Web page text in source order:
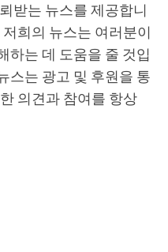
받는 뉴스를 제공합니
희의 뉴스는 여러분이
하는 데 도움을 줄 것입
스는 광고 및 후원을 통
의견과 참여를 항상